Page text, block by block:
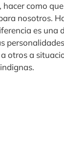
como
nosotros.
es una
otros a